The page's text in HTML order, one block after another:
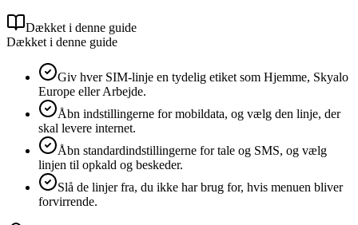
Dækket i denne guide
Dækket i denne guide
Giv hver SIM-linje en tydelig etiket som Hjemme, Skyalo
Europe eller Arbejde.
Åbn indstillingerne for mobildata, og vælg den linje, der
skal levere internet.
Åbn standardindstillingerne for tale og SMS, og vælg
linjen til opkald og beskeder.
Slå de linjer fra, du ikke har brug for, hvis menuen bliver
forvirrende.